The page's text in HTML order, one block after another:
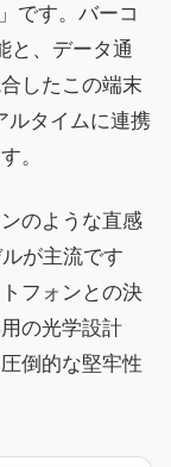
です。バーコ
と、データ通
したこの端末
ルタイムに連携
。
のような直感
が主流です
フォンとの決
の光学設計
倒的な堅牢性